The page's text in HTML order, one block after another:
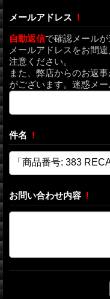
メールアドレス !
自動返信で確認メールが
メールアドレスをお間
注意ください。
また、弊店からのお返
がございます。迷惑メ
件名 !
お問い合わせ内容 !